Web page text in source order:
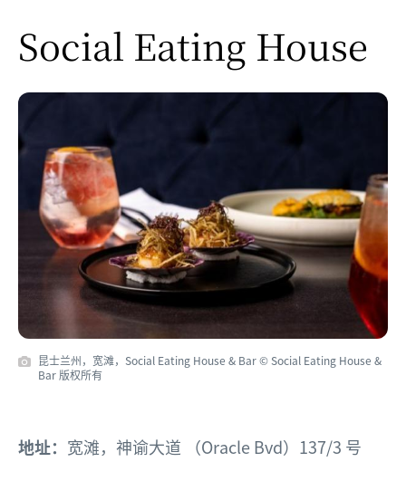
Social Eating House
昆士兰州，宽滩，Social Eating House & Bar © Social Eating House &
Bar 版权所有
地址： 宽滩，神谕大道 （Oracle Bvd）137/3 号